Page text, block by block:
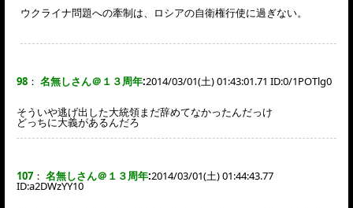
ウクライナ問題への牽制は、ロシアの自衛権行使に過ぎない。
98 ： 名無しさん＠１３周年:2014/03/01(土) 01:43:01.71 ID:0/1POTlg0
そういや逃げ出した大統領まだ辞めてなかったんだっけ
どっちに大義があるんだろ
107 ： 名無しさん＠１３周年:2014/03/01(土) 01:44:43.77
ID:a2DWzYY10